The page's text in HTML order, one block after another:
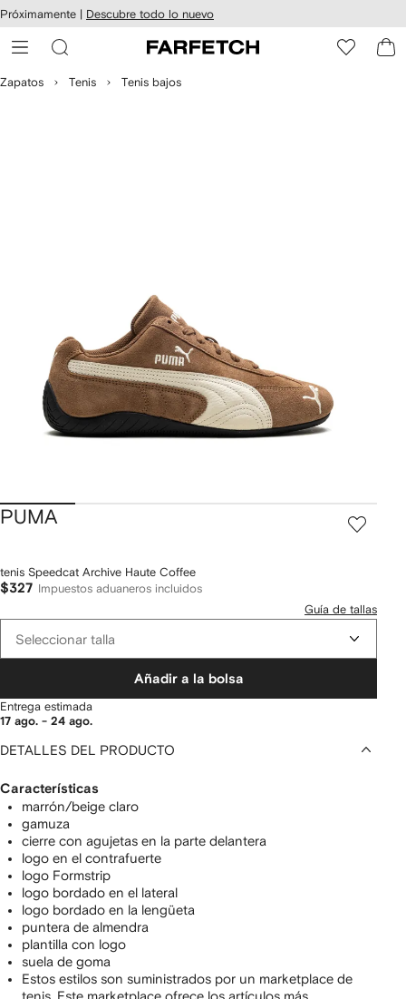
al
Próximamente | Descubre todo lo nuevo
Zapatos Tenis Tenis bajos
PUMA
tenis Speedcat Archive Haute Coffee
$327
Impuestos aduaneros incluidos
Guía de tallas
Seleccionar talla
Añadir a la bolsa
Entrega estimada
17 ago. - 24 ago.
DETALLES DEL PRODUCTO
Características
marrón/beige claro
gamuza
cierre con agujetas en la parte delantera
logo en el contrafuerte
logo Formstrip
logo bordado en el lateral
logo bordado en la lengüeta
puntera de almendra
plantilla con logo
suela de goma
Estos estilos son suministrados por un marketplace de
tenis. Este marketplace ofrece los artículos más